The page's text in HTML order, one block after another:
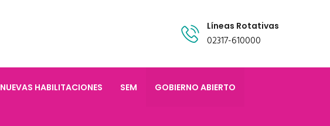
Líneas Rotativas
02317-610000
NUEVAS HABILITACIONES SEM GOBIERNO ABIERTO